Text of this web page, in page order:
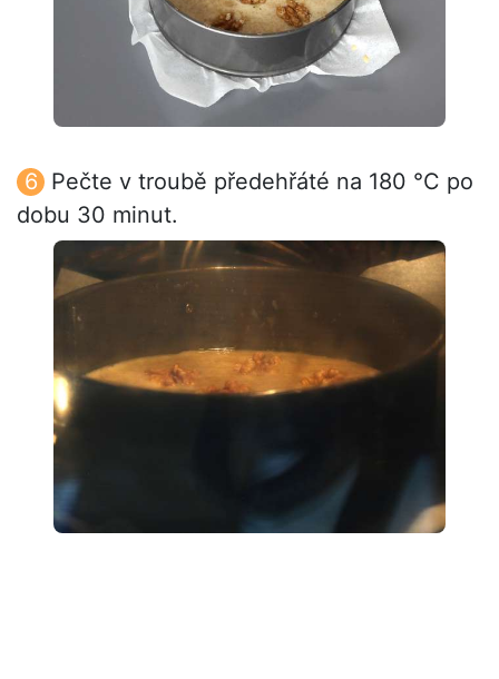
Pečte v troubě předehřáté na 180 °C po
dobu 30 minut.